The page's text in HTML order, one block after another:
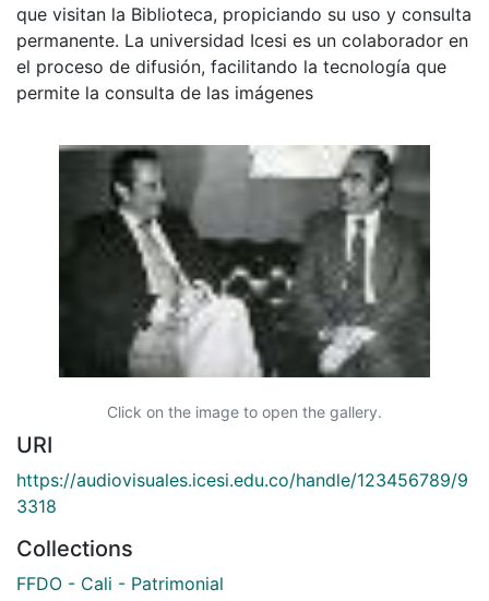
que visitan la Biblioteca, propiciando su uso y consulta
permanente. La universidad Icesi es un colaborador en
el proceso de difusión, facilitando la tecnología que
permite la consulta de las imágenes
Click on the image to open the gallery.
URI
https://audiovisuales.icesi.edu.co/handle/123456789/9
3318
Collections
FFDO - Cali - Patrimonial